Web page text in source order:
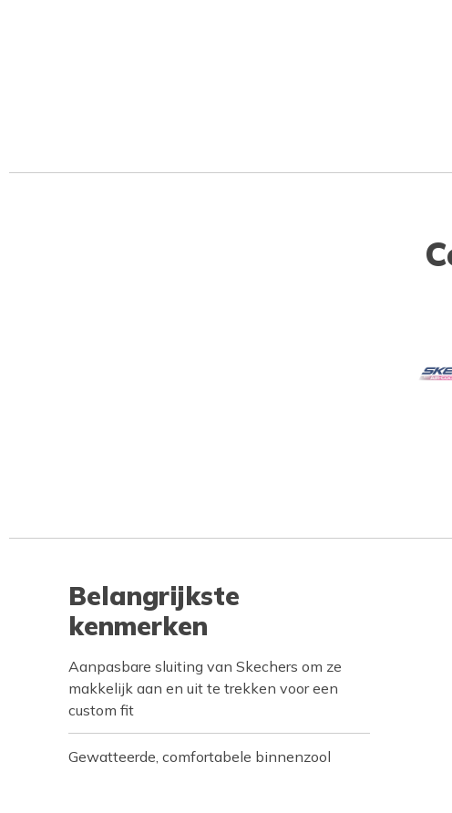
Belangrijkste
kenmerken
Aanpasbare sluiting van Skechers om ze
makkelijk aan en uit te trekken voor een
custom fit
Gewatteerde, comfortabele binnenzool